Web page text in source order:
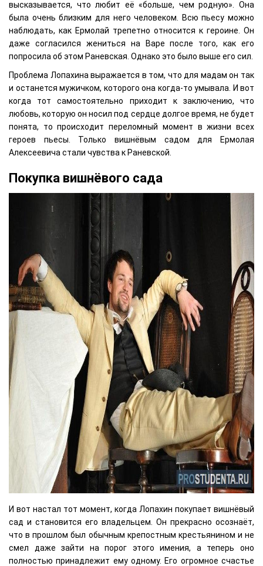
высказывается, что любит её «больше, чем родную». Она
была очень близким для него человеком. Всю пьесу можно
наблюдать, как Ермолай трепетно относится к героине. Он
даже согласился жениться на Варе после того, как его
попросила об этом Раневская. Однако это было выше его сил.
Проблема Лопахина выражается в том, что для мадам он так
и останется мужичком, которого она когда-то умывала. И вот
когда тот самостоятельно приходит к заключению, что
любовь, которую он носил под сердце долгое время, не будет
понята, то происходит переломный момент в жизни всех
героев пьесы. Только вишнёвым садом для Ермолая
Алексеевича стали чувства к Раневской.
Покупка вишнёвого сада
И вот настал тот момент, когда Лопахин покупает вишнёвый
сад и становится его владельцем. Он прекрасно осознаёт,
что в прошлом был обычным крепостным крестьянином и не
смел даже зайти на порог этого имения, а теперь оно
полностью принадлежит ему одному. Его огромное счастье